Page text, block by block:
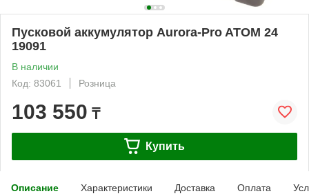
Пусковой аккумулятор Aurora-Pro ATOM 24
19091
В наличии
Код: 83061
Розница
103 550 ₸
Купить
Описание Характеристики Доставка Оплата